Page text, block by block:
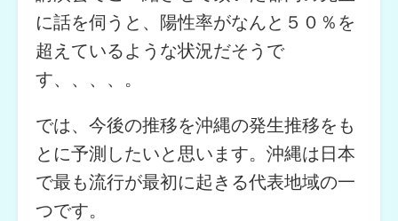
に話を伺うと、陽性率がなんと５０％を
超えているような状況だそうで
す、、、、。
では、今後の推移を沖縄の発生推移をも
とに予測したいと思います。沖縄は日本
で最も流行が最初に起きる代表地域の一
つです。